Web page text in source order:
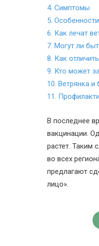
4. Симптомы
5.
6. Как лечат
7. Могут ли
8. Как
9. Кто может
10. Ветрянка и
11.
В последнее
вакцинации.
растет. Таким
во всех
предлагают
лицо».